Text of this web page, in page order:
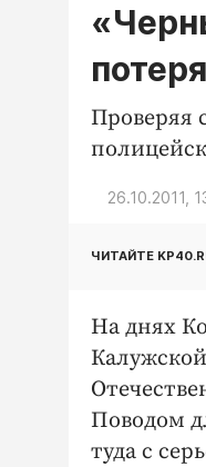
Проверяя
26.10.2011,
ЧИТАЙТЕ
На днях
Поводом
туда с